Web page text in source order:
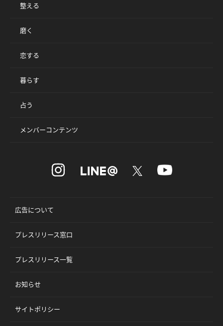
整える
磨く
恋する
暮らす
占う
メンバーコンテンツ
広告について
プレスリリース窓口
プレスリリース一覧
お知らせ
サイトポリシー